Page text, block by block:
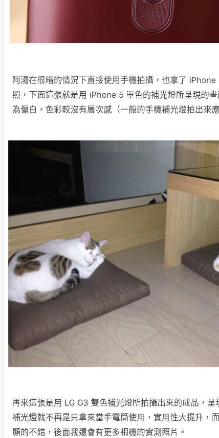
阿湯在很暗的情況下直接使用手機拍攝，也拿了
照，下面這張就是用 iPhone 5 單色的補光燈所呈現的
為偏白，色彩較沒有層次感（一般的手機補光燈拍出來
再來這張是用 LG G3 雙色補光燈所拍攝出來的成品，
補光燈就不再是只拿來當手電筒使用，實用性大提升，
顯的不錯，後面我還會有更多相機的實測照片。